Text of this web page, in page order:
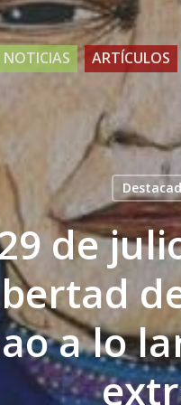
NOTICIAS ARTÍCULOS
de
a lo